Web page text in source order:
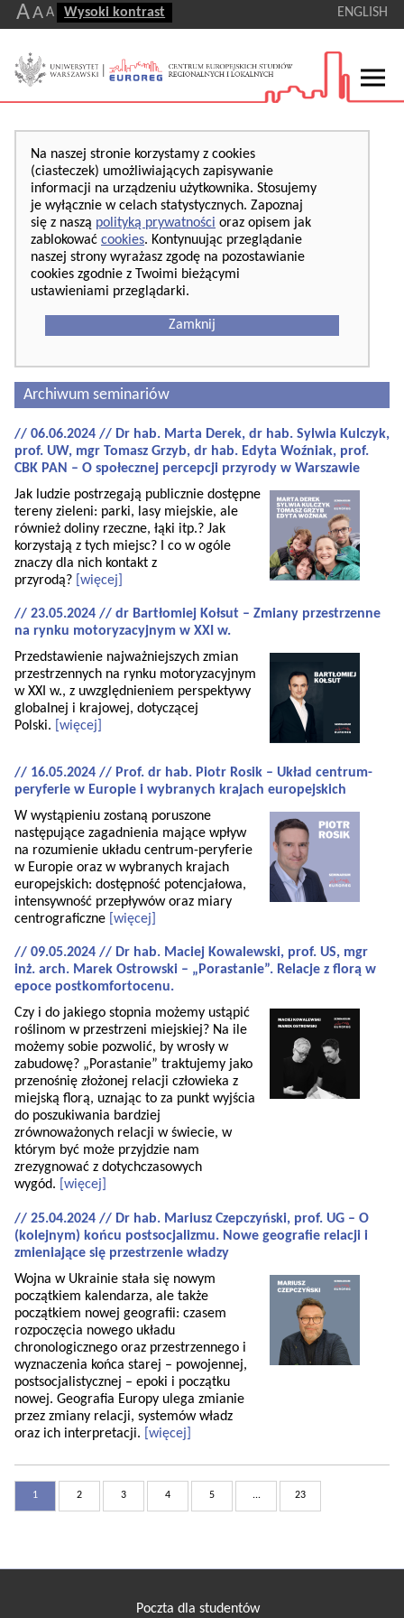
AA A Wysoki kontrast ENGLISH
Na naszej stronie korzystamy z cookies
(ciasteczek) umożliwiających zapisywanie
informacji na urządzeniu użytkownika. Stosujemy
je wyłącznie w celach statystycznych. Zapoznaj
się z naszą polityką prywatności oraz opisem jak
zablokować cookies. Kontynuując przeglądanie
naszej strony wyrażasz zgodę na pozostawianie
cookies zgodnie z Twoimi bieżącymi
ustawieniami przeglądarki.
Zamknij
Archiwum seminariów
// 06.06.2024 // Dr hab. Marta Derek, dr hab. Sylwia Kulczyk,
prof. UW, mgr Tomasz Grzyb, dr hab. Edyta Woźniak, prof.
CBK PAN – O społecznej percepcji przyrody w Warszawie
Jak ludzie postrzegają publicznie dostępne
tereny zieleni: parki, lasy miejskie, ale
również doliny rzeczne, łąki itp.? Jak
korzystają z tych miejsc? I co w ogóle
znaczy dla nich kontakt z
przyrodą? [więcej]
// 23.05.2024 // dr Bartłomiej Kołsut – Zmiany przestrzenne
na rynku motoryzacyjnym w XXI w.
Przedstawienie najważniejszych zmian
przestrzennych na rynku motoryzacyjnym
w XXI w., z uwzględnieniem perspektywy
globalnej i krajowej, dotyczącej
Polski.
[więcej]
// 16.05.2024 // Prof. dr hab. Piotr Rosik – Układ centrum-
peryferie w Europie i wybranych krajach europejskich
W wystąpieniu zostaną poruszone
następujące zagadnienia mające wpływ
na rozumienie układu centrum-peryferie
w Europie oraz w wybranych krajach
europejskich: dostępność potencjałowa,
intensywność przepływów oraz miary
centrograficzne [więcej]
// 09.05.2024 // Dr hab. Maciej Kowalewski, prof. US, mgr
inż. arch. Marek Ostrowski – „Porastanie”. Relacje z florą w
epoce postkomfortocenu.
Czy i do jakiego stopnia możemy ustąpić
roślinom w przestrzeni miejskiej? Na ile
możemy sobie pozwolić, by wrosły w
zabudowę? „Porastanie” traktujemy jako
przenośnię złożonej relacji człowieka z
miejską florą, uznając to za punkt wyjścia
do poszukiwania bardziej
zrównoważonych relacji w świecie, w
którym być może przyjdzie nam
zrezygnować z dotychczasowych
wygód.
[więcej]
// 25.04.2024 // Dr hab. Mariusz Czepczyński, prof. UG – O
(kolejnym) końcu postsocjalizmu. Nowe geografie relacji i
zmieniające się przestrzenie władzy
Wojna w Ukrainie stała się nowym
początkiem kalendarza, ale także
początkiem nowej geografii: czasem
rozpoczęcia nowego układu
chronologicznego oraz przestrzennego i
wyznaczenia końca starej – powojennej,
postsocjalistycznej – epoki i początku
nowej. Geografia Europy ulega zmianie
przez zmiany relacji, systemów władz
oraz ich interpretacji.
[więcej]
1 2 3 4 5 ... 23
Poczta dla studentów